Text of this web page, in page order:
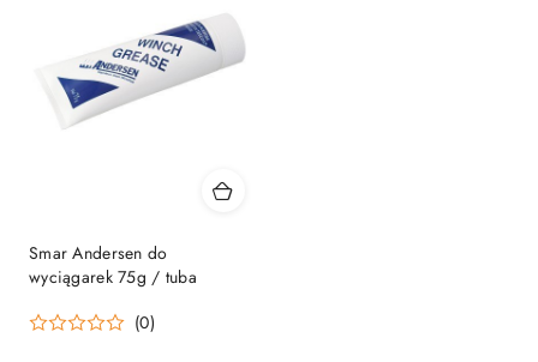
Smar Andersen do
wyciągarek 75g / tuba
(0)